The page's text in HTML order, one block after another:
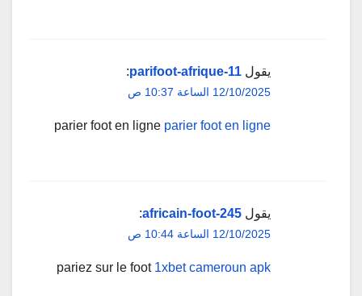
يقول parifoot-afrique-11
:
12/10/2025 الساعة 10:37 ص
parier foot en ligne parier foot en ligne
يقول africain-foot-245
:
12/10/2025 الساعة 10:44 ص
pariez sur le foot 1xbet cameroun apk